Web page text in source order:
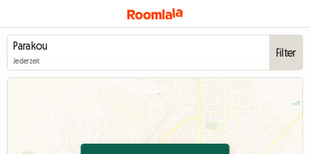
Jederzeit
Filter